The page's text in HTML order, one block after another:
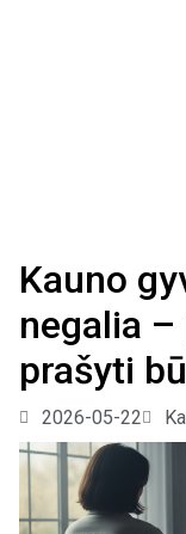
Kauno
negalia
prašyti
2026-05-22